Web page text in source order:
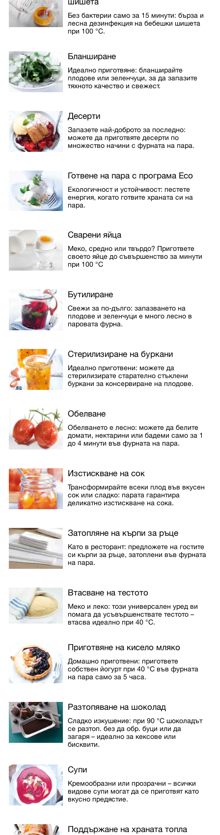
Без бактерии само за 15 минути: бърза и
лесна дезинфекция на бебешки шишета
при 100 °C.
Бланширане
Идеално приготвяне: бланширайте
плодове или зеленчуци, за да запазите
тяхното качество и свежест.
Десерти
Запазете най-доброто за последно:
можете да приготвяте десерти по
множество начини с фурната на пара.
Готвене на пара с програма Eco
Екологичност и устойчивост: пестете
енергия, когато готвите храната си на
пара.
Сварени яйца
Меко, средно или твърдо? Пригответе
своето яйце до съвършенство за минути
при 100 °C
Бутилиране
Свежи за по-дълго: запазването на
плодове и зеленчуци е много лесно в
паровата фурна.
Стерилизиране на буркани
Идеално приготвени: можете да
стерилизирате старателно стъклени
буркани за консервиране на плодове.
Обелване
Обелването е лесно: можете да белите
домати, нектарини или бадеми само за 1
до 4 минути във фурната на пара.
Изстискване на сок
Трансформирайте всеки плод във вкусен
сок или сладко: парата гарантира
деликатно изстискване на сока.
Затопляне на кърпи за ръце
Като в ресторант: предложете на гостите
си кърпи за ръце, затоплени във фурната
на пара.
Втасване на тестото
Меко и леко: този универсален уред ви
помага да усъвършенствате тестото –
втасва идеално при 40 °C.
Приготвяне на кисело мляко
Домашно приготвени: пригответе
собствен йогурт при 40 °C във фурната
на пара само за 5 часа.
Разтопяване на шоколад
Сладко изкушение: при 90 °C шоколадът
се разтоп. без да обр. буци или да
загаря – идеално за кексове или
бисквити.
Супи
Кремообразни или прозрачни – всички
видове супи могат да се приготвят като
вкусно предястие.
Поддържане на храната топла